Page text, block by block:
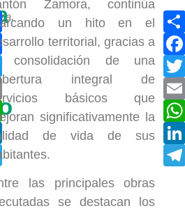
Compartir
Facebook
Twitter
Email
WhatsApp
LinkedIn
Telegram
Zamora, continúa
un hito en el
territorial, gracias a
consolidación de una
integral de
básicos que
significativamente la
de vida de sus
las principales obras
se destacan los